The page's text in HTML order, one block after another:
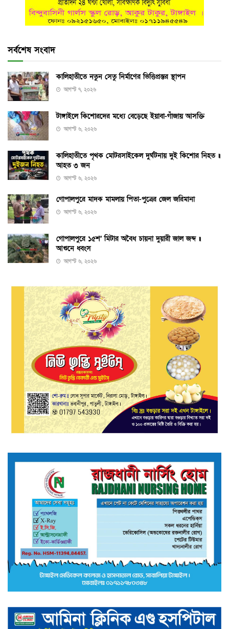
সর্বশেষ সংবাদ
কালিহাতীতে নতুন সেতু নির্মাণের ভিত্তিপ্রস্তর স্থাপন
আগস্ট ৭, ২০২৬
টাঙ্গাইলে কিশোরদের মধ্যে বেড়েছে ইয়াবা-গাঁজায় আসক্তি
আগস্ট ৬, ২০২৬
কালিহাতীতে পৃথক মোটরসাইকেল দুর্ঘটনায় দুই কিশোর নিহত ॥
আহত ৩ জন
আগস্ট ৬, ২০২৬
গোপালপুরে মাদক মামলায় পিতা-পুত্রের জেল জরিমানা
আগস্ট ৬, ২০২৬
গোপালপুরে ১৫শ’ মিটার অবৈধ চায়না দুয়ারী জাল জব্দ ॥
আগুনে ধ্বংস
আগস্ট ৬, ২০২৬